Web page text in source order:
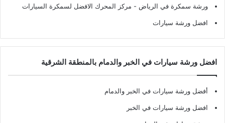
ورشة سمكرة في الرياض - مركز المحرك الافضل لسمكرة السيارات
افضل ورشة سيارات
افضل ورشة سيارات في الخبر والدمام بالمنطقة الشرقية
أفضل ورشة سيارات في الخبر والدمام
افضل ورشة سيارات في الخبر